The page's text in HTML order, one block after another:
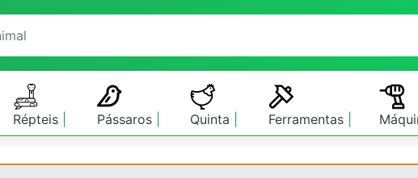
Répteis Pássaros Quinta Ferramentas